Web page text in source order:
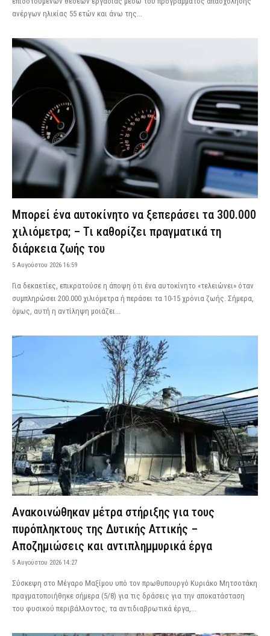
ανέργων ηλικίας 55 ετών και άνω της...
Μπορεί ένα αυτοκίνητο να ξεπεράσει τα 300.000
χιλιόμετρα; – Τι καθορίζει πραγματικά τη
διάρκεια ζωής του
5 Αυγούστου 2026 16:59
Για δεκαετίες, επικρατούσε η άποψη ότι ένα αυτοκίνητο «τελειώνει» όταν
συμπληρώσει 200.000 χιλιόμετρα ή περάσει τα 10-15 χρόνια ζωής. Σήμερα,
όμως, αυτή η αντίληψη μοιάζει...
Ανακοινώθηκαν μέτρα στήριξης για τους
πυρόπληκτους της Δυτικής Αττικής –
Αποζημιώσεις και αντιπλημμυρικά έργα
5 Αυγούστου 2026 14:27
Σύσκεψη στο Μέγαρο Μαξίμου υπό τον πρωθυπουργό Κυριάκο Μητσοτάκη
πραγματοποιήθηκε σήμερα (5/8) για τις δράσεις για την αποκατάσταση
του φυσικού περιβάλλοντος, τα αντιδιαβρωτικά έργα,...